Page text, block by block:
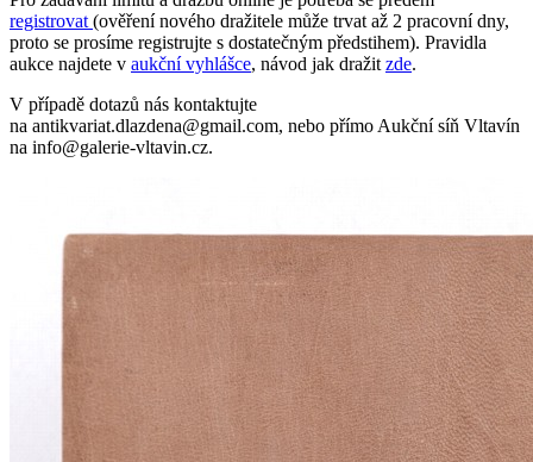
registrovat (ověření nového dražitele může trvat až 2 pracovní dny,
proto se prosíme registrujte s dostatečným předstihem). Pravidla
aukce najdete v aukční vyhlášce, návod jak dražit zde.
V případě dotazů nás kontaktujte
na antikvariat.dlazdena@gmail.com, nebo přímo Aukční síň Vltavín
na info@galerie-vltavin.cz.